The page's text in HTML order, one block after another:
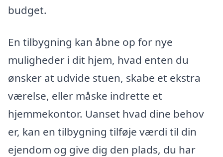
budget.
En tilbygning kan åbne op for nye
muligheder i dit hjem, hvad enten du
ønsker at udvide stuen, skabe et ekstra
værelse, eller måske indrette et
hjemmekontor. Uanset hvad dine behov
er, kan en tilbygning tilføje værdi til din
ejendom og give dig den plads, du har